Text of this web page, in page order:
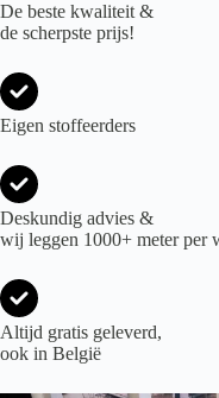
De beste kwaliteit &
de scherpste prijs!
Eigen stoffeerders
Deskundig advies &
wij leggen 1000+ meter per
Altijd gratis geleverd,
ook in België